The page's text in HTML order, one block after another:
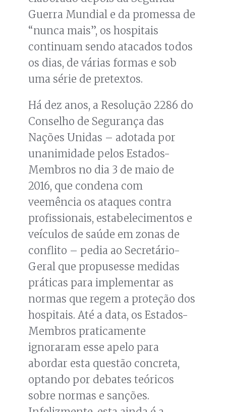
Guerra Mundial e da promessa de
“nunca mais”, os hospitais
continuam sendo atacados todos
os dias, de várias formas e sob
uma série de pretextos.
Há dez anos, a Resolução 2286 do
Conselho de Segurança das
Nações Unidas – adotada por
unanimidade pelos Estados-
Membros no dia 3 de maio de
2016, que condena com
veemência os ataques contra
profissionais, estabelecimentos e
veículos de saúde em zonas de
conflito – pedia ao Secretário-
Geral que propusesse medidas
práticas para implementar as
normas que regem a proteção dos
hospitais. Até a data, os Estados-
Membros praticamente
ignoraram esse apelo para
abordar esta questão concreta,
optando por debates teóricos
sobre normas e sanções.